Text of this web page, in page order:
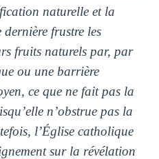
naturelle et la
frustre les
fruits naturels par, par
ou une barrière
ce que ne fait pas la
n’obstrue pas la
l’Église catholique
sur la révélation